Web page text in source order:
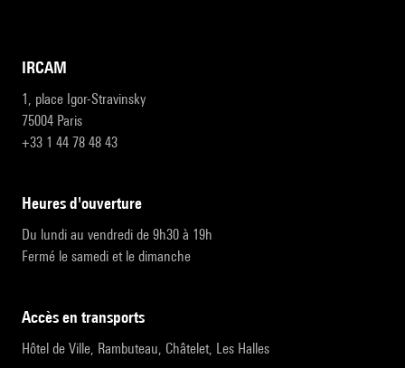
IRCAM
1, place Igor-Stravinsky
75004 Paris
+33 1 44 78 48 43
heures d'ouverture
Du lundi au vendredi de 9h30 à 19h
Fermé le samedi et le dimanche
accès en transports
Hôtel de Ville, Rambuteau, Châtelet, Les Halles